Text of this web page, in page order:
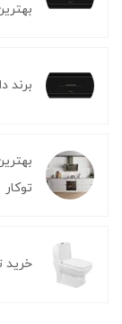
برند
توکار
خرید